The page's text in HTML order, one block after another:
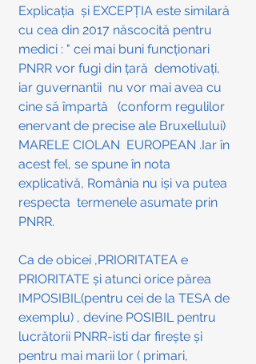
Explicația  și EXCEPȚIA este similară
cu cea din 2017 născocită pentru
medici : " cei mai buni funcționari
PNRR vor fugi din țară  demotivați,
iar guvernantii  nu vor mai avea cu
cine să împartă   (conform regulilor
enervant de precise ale Bruxellului)
MARELE CIOLAN  EUROPEAN .Iar în
acest fel, se spune în nota
explicativă, România nu iși va putea
respecta  termenele asumate prin
PNRR.
Ca de obicei ,PRIORITATEA e
PRIORITATE și atunci orice părea
IMPOSIBIL(pentru cei de la TESA de
exemplu) , devine POSIBIL pentru
lucrătorii PNRR-isti dar firește și
pentru mai marii lor ( primari,